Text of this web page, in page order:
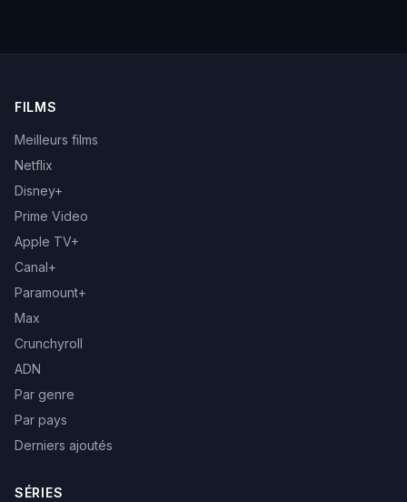
FILMS
Meilleurs films
Netflix
Disney+
Prime Video
Apple TV+
Canal+
Paramount+
Max
Crunchyroll
ADN
Par genre
Par pays
Derniers ajoutés
SÉRIES